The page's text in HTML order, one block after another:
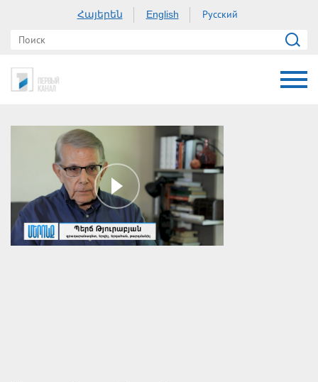
Հայերեն English Русский